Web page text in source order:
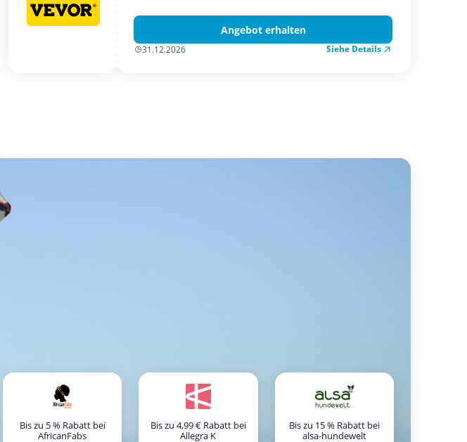
Angebot erhalten
31.12.2026 Siehe Details
Bis zu 5 % Rabatt bei
AfricanFabs
Bis zu 4,99 € Rabatt bei
Allegra K
Bis zu 15 % Rabatt bei
alsa-hundewelt